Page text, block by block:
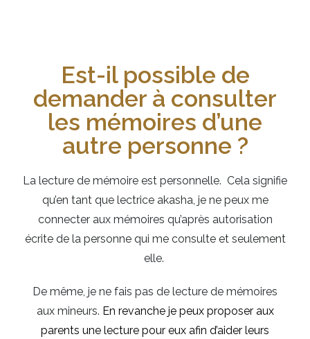
Est-il possible de
demander à consulter
les mémoires d’une
autre personne ?
La lecture de mémoire est personnelle. Cela signifie
qu’en tant que lectrice akasha, je ne peux me
connecter aux mémoires qu’après autorisation
écrite de la personne qui me consulte et seulement
elle.
De même, je ne fais pas de lecture de mémoires
aux mineurs. En revanche je peux proposer aux
parents une lecture pour eux afin d’aider leurs